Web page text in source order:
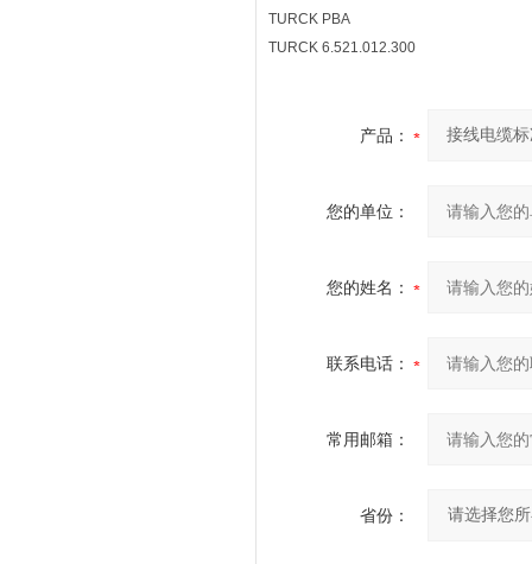
TURCK PBA
TURCK 6.521.012.300
产品：
您的单位：
您的姓名：
联系电话：
常用邮箱：
省份：